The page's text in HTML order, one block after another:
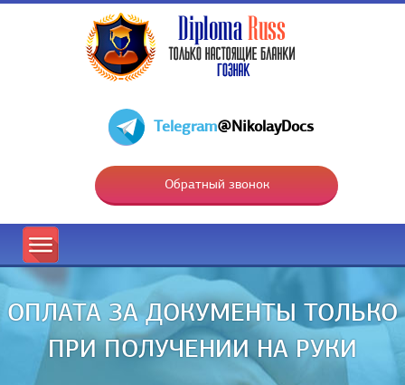
Telegram@NikolayDocs
Обратный звонок
ОПЛАТА ЗА ДОКУМЕНТЫ ТОЛЬКО
ПРИ ПОЛУЧЕНИИ НА РУКИ